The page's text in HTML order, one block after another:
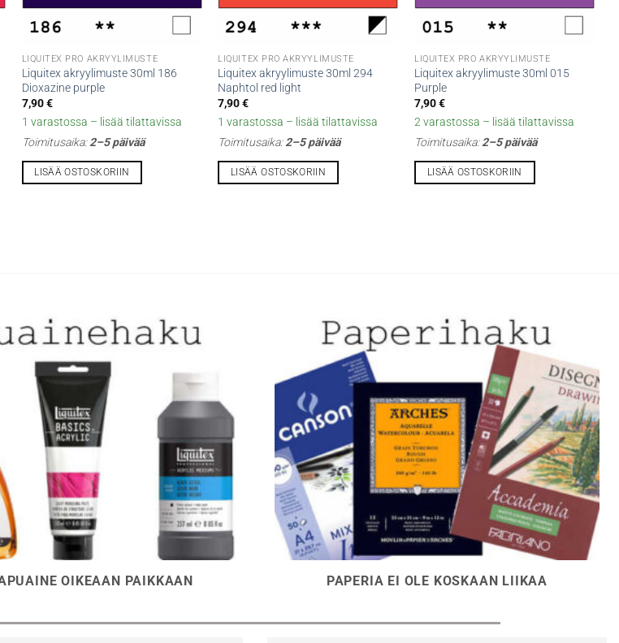
LIQUITEX PRO AKRYYLIMUSTE
Liquitex akryylimuste 30ml 186
Dioxazine purple
7,90€
1 varastossa – lisää tilattavissa
Toimitusaika:2–5 päivää
LISÄÄ OSTOSKORIIN
LIQUITEX PRO AKRYYLIMUSTE
Liquitex akryylimuste 30ml 294
Naphtol red light
7,90€
1 varastossa – lisää tilattavissa
Toimitusaika:2–5 päivää
LISÄÄ OSTOSKORIIN
LIQUITEX PRO AKRYYLIMUSTE
Liquitex akryylimuste 30ml 015
Purple
7,90€
2 varastossa – lisää tilattavissa
Toimitusaika:2–5 päivää
LISÄÄ OSTOSKORIIN
OIKEAAN PAIKKAAN PAPERIA EI OLE KOSKAAN LIIKAA